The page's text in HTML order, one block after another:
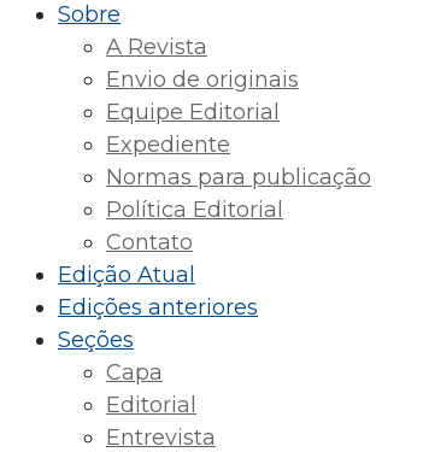
Sobre
A Revista
Envio de originais
Equipe Editorial
Expediente
Normas para publicação
Política Editorial
Contato
Edição Atual
Edições anteriores
Seções
Capa
Editorial
Entrevista